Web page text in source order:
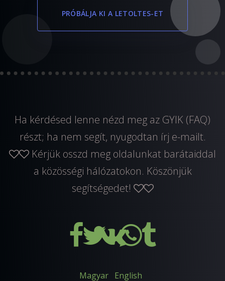
PRÓBÁLJA KI A LETOLTES-ET
Ha kérdésed lenne nézd meg az GYIK (FAQ)
részt; ha nem segít, nyugodtan írj e-mailt.
Kérjük osszd meg oldalunkat barátaiddal
a közösségi hálózatokon. Köszönjük
segítségedet!
Magyar English